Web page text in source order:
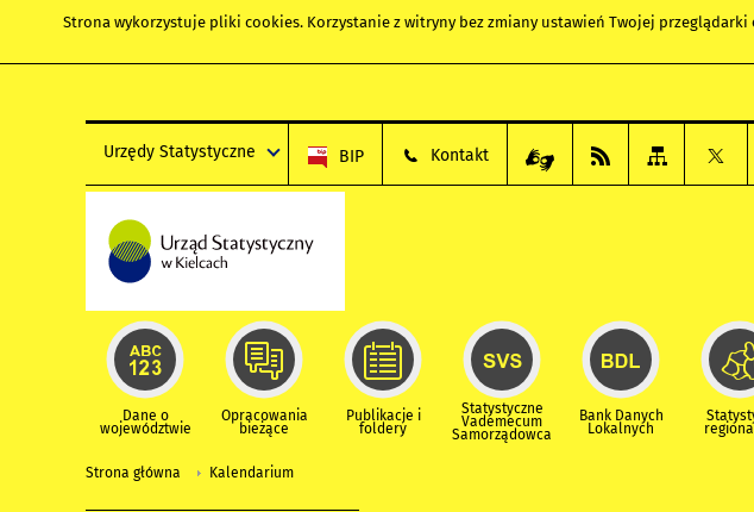
Strona wykorzystuje pliki cookies. Korzystanie z witryny bez zmiany ustawień Twojej
Urzędy Statystyczne BIP Kontakt
Dane o
województwie
Opracowania
bieżące
Publikacje i
foldery
Statystyczne
Vademecum
Samorządowca
Bank Danych
Lokalnych
Strona główna Kalendarium